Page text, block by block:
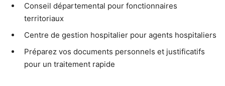
Conseil départemental pour fonctionnaires
territoriaux
Centre de gestion hospitalier pour agents hospitaliers
Préparez vos documents personnels et justificatifs
pour un traitement rapide